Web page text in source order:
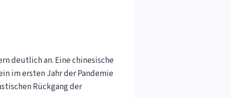
deutlich an. Eine chinesische
im ersten Jahr der Pandemie
Rückgang der